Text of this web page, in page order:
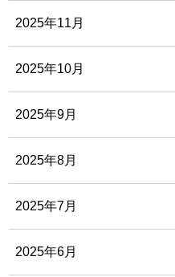
2025年11月
2025年10月
2025年9月
2025年8月
2025年7月
2025年6月